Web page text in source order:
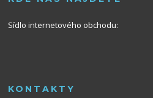
Sídlo internetového obchodu:
KONTAKTY